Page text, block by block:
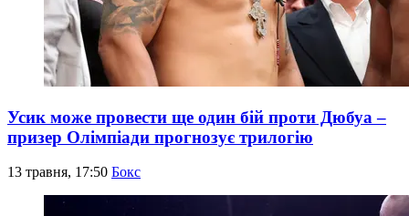
Усик може провести ще один бій проти Дюбуа –
призер Олімпіади прогнозує трилогію
13 травня, 17:50 Бокс